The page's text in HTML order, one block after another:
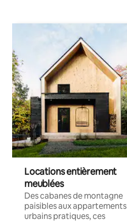
Locations entièrement
meublées
Des cabanes de montagne
paisibles aux appartements
urbains pratiques, ces